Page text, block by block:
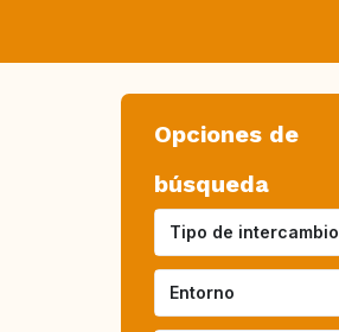
Opciones de
búsqueda
Tipo de intercambio
Entorno